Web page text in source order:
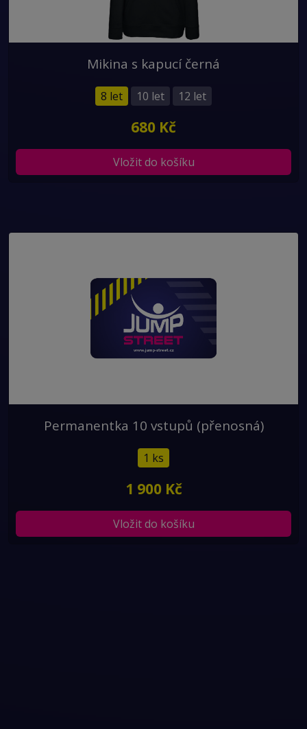
Mikina s kapucí černá
8 let 10 let 12 let
680 Kč
Vložit do košíku
Permanentka 10 vstupů (přenosná)
1 ks
1 900 Kč
Vložit do košíku